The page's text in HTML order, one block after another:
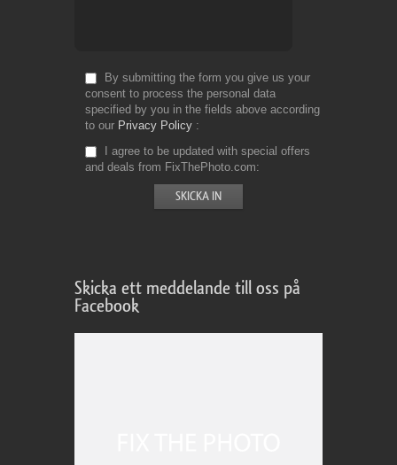
By submitting the form you give us your
consent to process the personal data
specified by you in the fields above according
to our Privacy Policy
I agree to be updated with special offers
and deals from FixThePhoto.com
Skicka ett meddelande till oss på
Facebook